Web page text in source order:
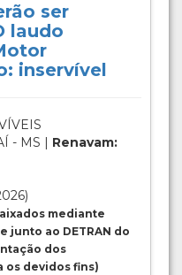
ser
laudo
inservível
- MS | Renavam:
mediante
ao DETRAN do
dos
devidos fins)